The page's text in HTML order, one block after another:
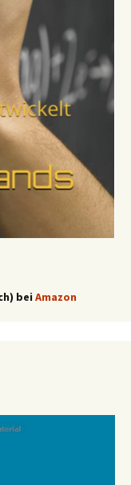
bei Amazon